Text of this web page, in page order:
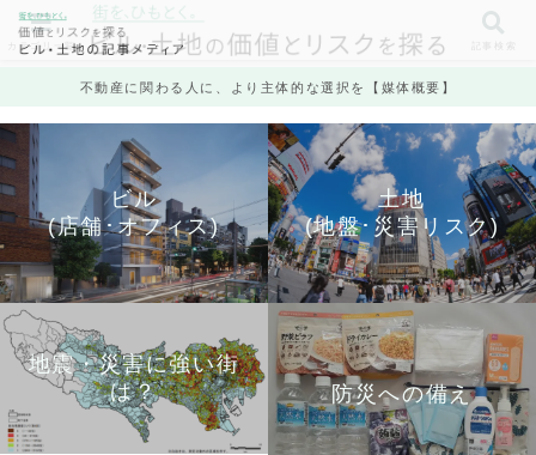
不動産に関わる人に、より主体的な選択を【媒体概要】
ビル
(店舗･オフィス)
土地
(地盤･災害リスク)
地震・災害に強い街
は？
防災への備え
カテゴリ一覧